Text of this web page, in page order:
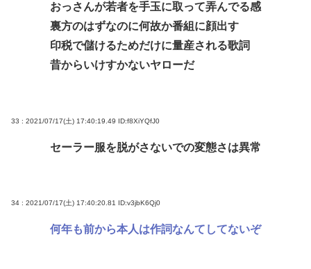
おっさんが若者を手玉に取って弄んでる感
裏方のはずなのに何故か番組に顔出す
印税で儲けるためだけに量産される歌詞
昔からいけすかないヤローだ
33 : 2021/07/17(土) 17:40:19.49 ID:f8XiYQfJ0
セーラー服を脱がさないでの変態さは異常
34 : 2021/07/17(土) 17:40:20.81 ID:v3jbK6Qj0
何年も前から本人は作詞なんてしてないぞ